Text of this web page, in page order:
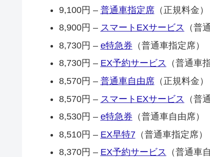
9,100円 – 普通車指定席（正規料金）
8,900円 – スマートEXサービス （普
8,730円 – e特急券 （普通車指定席）
8,730円 – EX予約サービス （普通車
8,570円 – 普通車自由席（正規料金）
8,570円 – スマートEXサービス
（普
8,530円 – e特急券 （普通車自由席）
8,510円 – EX早特7（普通車指定席）
8,370円 – EX予約サービス （普通車